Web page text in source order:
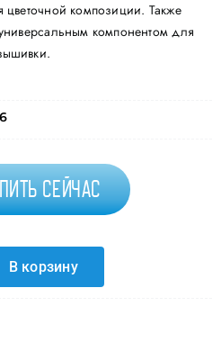
цветочной композиции. Также
компонентом для
сейчас
В корзину